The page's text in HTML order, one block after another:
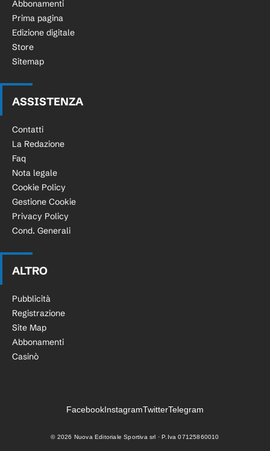
Abbonamenti
Prima pagina
Edizione digitale
Store
Sitemap
ASSISTENZA
Contatti
La Redazione
Faq
Nota legale
Cookie Policy
Gestione Cookie
Privacy Policy
Cond. Generali
ALTRO
Pubblicità
Registrazione
Site Map
Abbonamenti
Casinò
FacebookInstagramTwitterTelegram
© 2026 Nuova Editoriale Sportiva srl · P.Iva 07125860010